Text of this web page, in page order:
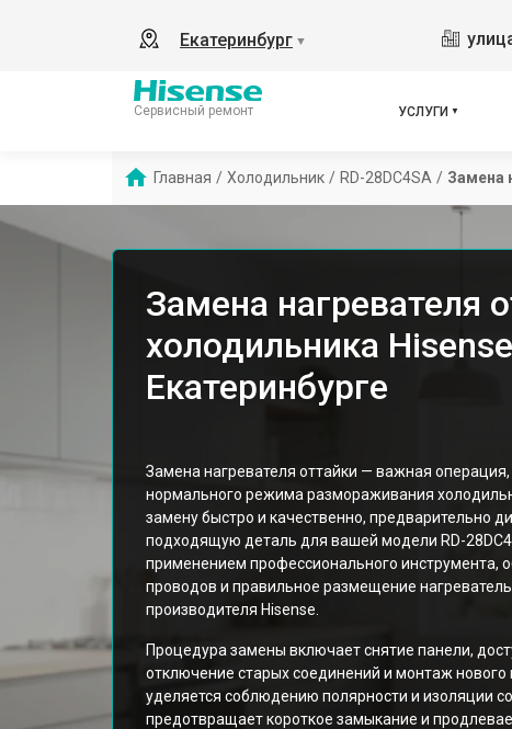
Екатеринбург ▼
Сервисный ремонт УСЛУГИ
Главная / Холодильник / RD-28DC4SA / Замена
Замена нагревателя
холодильника
Екатеринбурге
Замена нагревателя оттайки — важная
нормального режима размораживания
замену быстро и качественно, предварительно
подходящую деталь для вашей модели RD-
применением профессионального инструмента,
проводов и правильное размещение
производителя Hisense.
Процедура замены включает снятие панели,
отключение старых соединений и монтаж
уделяется соблюдению полярности и изоляции
предотвращает короткое замыкание и